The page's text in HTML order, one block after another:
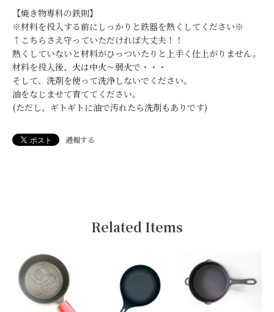
【焼き物専科の鉄則】
※材料を投入する前にしっかりと鉄器を熱くしてください※
↑こちらさえ守っていただければ大丈夫！！
熱くしていないと材料がひっついたりと上手く仕上がりません。
材料を投入後、火は中火～弱火で・・・
そして、洗剤を使って洗浄しないでください。
油をなじませて育ててください。
(ただし、ギトギトに油で汚れたら洗剤もありです)
通報する
Related Items